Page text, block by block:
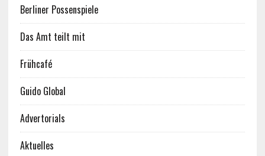
Berliner Possenspiele
Das Amt teilt mit
Frühcafé
Guido Global
Advertorials
Aktuelles